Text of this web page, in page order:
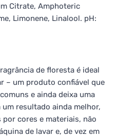
Citrate, Amphoteric
Limonene, Linalool. pH:
de floresta é ideal
– um produto confiável que
e ainda deixa uma
resultado ainda melhor,
cores e materiais, não
de lavar e, de vez em